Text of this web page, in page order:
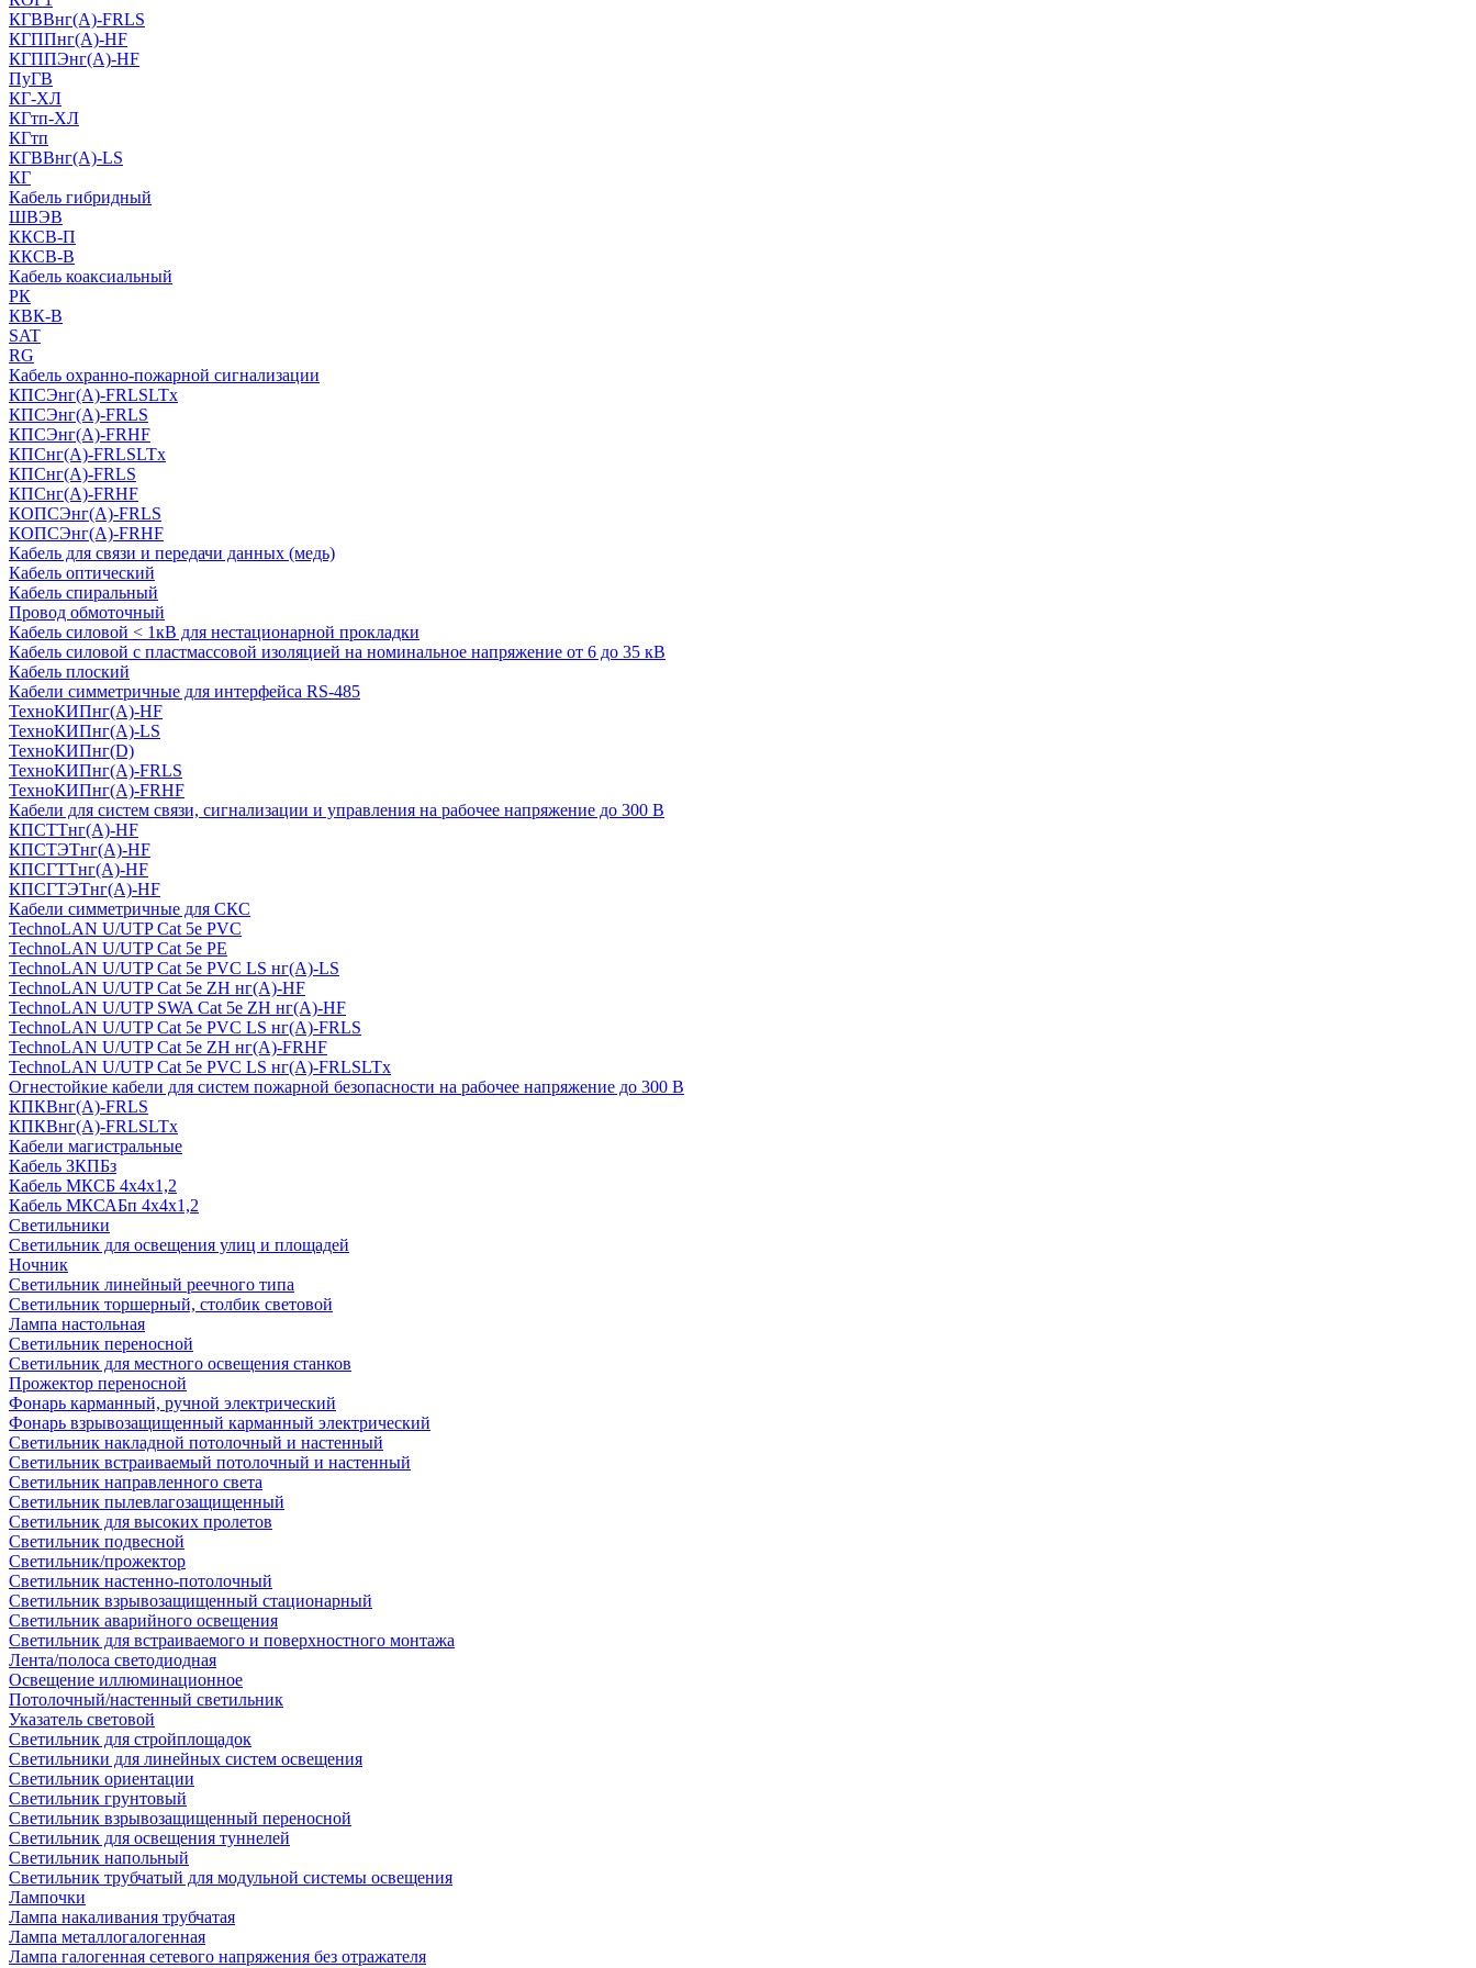
КГВВнг(А)-FRLS
КГППнг(A)-HF
КГППЭнг(A)-HF
ПуГВ
КГ-ХЛ
КГтп-ХЛ
КГтп
КГВВнг(А)-LS
КГ
Кабель гибридный
ШВЭВ
ККСВ-П
ККСВ-В
Кабель коаксиальный
РК
КВК-В
SAT
RG
Кабель охранно-пожарной сигнализации
КПСЭнг(А)-FRLSLTx
КПСЭнг(А)-FRLS
КПСЭнг(А)-FRHF
КПСнг(А)-FRLSLTx
КПСнг(А)-FRLS
КПСнг(А)-FRHF
КОПСЭнг(А)-FRLS
КОПСЭнг(А)-FRHF
Кабель для связи и передачи данных (медь)
Кабель оптический
Кабель спиральный
Провод обмоточный
Кабель силовой < 1кВ для нестационарной прокладки
Кабель силовой с пластмассовой изоляцией на номинальное напряжение от 6 до 35 кВ
Кабель плоский
Кабели симметричные для интерфейса RS-485
ТеxноКИПнг(A)-HF
ТеxноКИПнг(A)-LS
ТеxноКИПнг(D)
ТехноКИПнг(A)-FRLS
ТехноКИПнг(A)-FRHF
Кабели для систем связи, сигнализации и управления на рабочее напряжение до 300 В
КПСТТнг(A)-HF
КПСТЭТнг(A)-HF
КПСГТТнг(A)-HF
КПСГТЭТнг(A)-HF
Кабели симметричные для СКС
TechnoLAN U/UTP Cat 5e PVC
TechnoLAN U/UTP Cat 5e PE
TechnoLAN U/UTP Cat 5e PVC LS нг(A)-LS
TechnoLAN U/UTP Cat 5e ZH нг(A)-HF
TechnoLAN U/UTP SWA Cat 5e ZH нг(A)-HF
TechnoLAN U/UTP Cat 5e PVC LS нг(A)-FRLS
TechnoLAN U/UTP Cat 5e ZH нг(A)-FRHF
TechnoLAN U/UTP Cat 5e PVC LS нг(A)-FRLSLTx
Огнестойкие кабели для систем пожарной безопасности на рабочее напряжение до 300 В
КПКВнг(A)-FRLS
КПКВнг(A)-FRLSLTx
Кабели магистральные
Кабель ЗКПБз
Кабель МКСБ 4х4х1,2
Кабель МКСАБп 4х4х1,2
Светильники
Светильник для освещения улиц и площадей
Ночник
Светильник линейный реечного типа
Светильник торшерный, столбик световой
Лампа настольная
Светильник переносной
Светильник для местного освещения станков
Прожектор переносной
Фонарь карманный, ручной электрический
Фонарь взрывозащищенный карманный электрический
Светильник накладной потолочный и настенный
Светильник встраиваемый потолочный и настенный
Светильник направленного света
Светильник пылевлагозащищенный
Светильник для высоких пролетов
Светильник подвесной
Светильник/прожектор
Светильник настенно-потолочный
Светильник взрывозащищенный стационарный
Светильник аварийного освещения
Светильник для встраиваемого и поверхностного монтажа
Лента/полоса светодиодная
Освещение иллюминационное
Потолочный/настенный светильник
Указатель световой
Светильник для стройплощадок
Светильники для линейных систем освещения
Светильник ориентации
Светильник грунтовый
Светильник взрывозащищенный переносной
Светильник для освещения туннелей
Светильник напольный
Светильник трубчатый для модульной системы освещения
Лампочки
Лампа накаливания трубчатая
Лампа металлогалогенная
Лампа галогенная сетевого напряжения без отражателя